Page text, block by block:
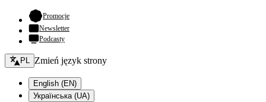
Promocje- otwiera się w nowej karcie
Newsletter
Podcasty
Zmień język - bieżący:
PL Zmień język strony
English (EN)
Українська (UA)